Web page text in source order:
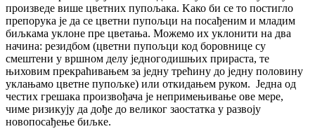
произведе више цветних пупољака. Kако би се то постигло
препорука је да се цветни пупољци на посађеним и младим
биљкама уклоне пре цветања. Можемо их уклонити на два
начина: резидбом (цветни пупољци код боровнице су
смештени у вршном делу једногодишњих прираста, те
њиховим прекраћивањем за једну трећину до једну половину
уклањамо цветне пупољке) или откидањем руком. Једна од
честих грешака произвођача је непримењивање ове мере,
чиме ризикују да дође до великог заостатка у развоју
новопосађење биљке.